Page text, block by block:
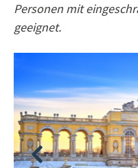
Personen mit
geeignet.